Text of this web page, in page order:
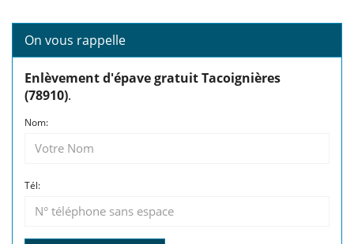
On vous rappelle
Enlèvement d'épave gratuit Tacoignières
(78910).
Nom:
Tél: